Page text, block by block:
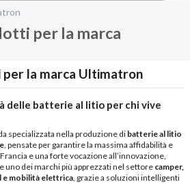
per la marca
la marca Ultimatron
delle batterie al litio per chi vive
specializzata nella produzione di batterie al litio
, pensate per garantire la massima affidabilità e
e una forte vocazione all’innovazione,
uno dei marchi più apprezzati nel settore camper,
mobilità elettrica, grazie a soluzioni intelligenti